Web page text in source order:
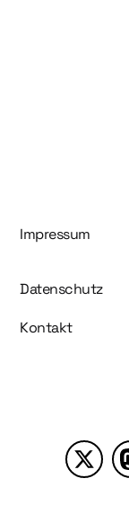
Impressum
Datenschutz
Kontakt